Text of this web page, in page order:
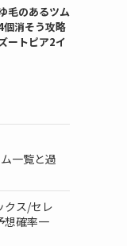
毛のあるツム
消そう攻略
ートピア2イ
一覧と過
クス/セレ
想確率一